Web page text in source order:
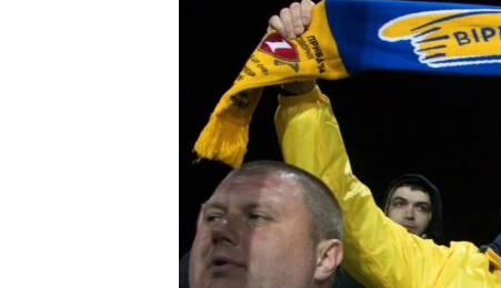
УКРАИНСКАЯ ПРОБЛЕМА КРЫМА